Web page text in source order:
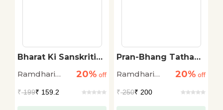
Bharat Ki Sanskritik
Ramdhari
20% off
₹199₹ 159.2
Pran-Bhang Tatha
Ramdhari
20% off
₹250₹ 200